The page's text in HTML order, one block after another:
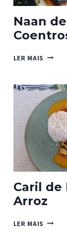
Naan
LER MAIS NAAN
E
Caril de
Arroz
LER MAIS CARIL